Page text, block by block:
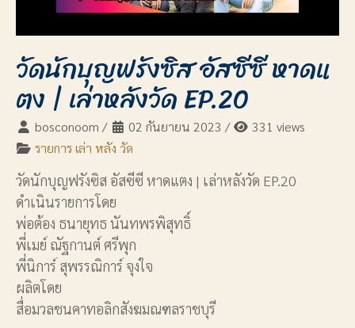
วัดนักบุญฟรังซิส อัสซีซี หาดแ
ตง | เล่าหลังวัด EP.20
bosconoom / 02 กันยายน 2023 /
331 views
รายการ เล่า หลัง วัด
วัดนักบุญฟรังซิส อัสซีซี หาดแตง | เล่าหลังวัด EP.20
ดำเนินรายการโดย
พ่อต้อง ธนายุทธ นันทพรพิสุทธิ์
พี่เมย์ ณัฐกานต์ ศรีพุก
พี่นิการ์ สุพรรณิการ์ จุงใจ
ผลิตโดย
สื่อมวลชนคาทอลิกสังฆมณฑลราชบุรี